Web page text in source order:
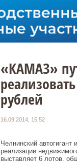
«КАМАЗ»
рублей
16.09.2014, 15:52
Челнинский
реализации
выставляет 6 лотов,